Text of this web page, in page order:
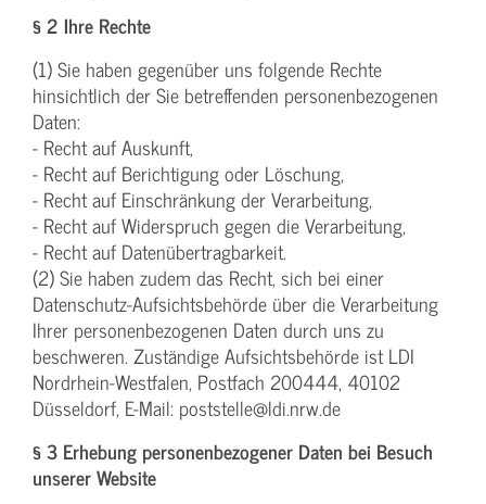
§ 2 Ihre Rechte
(1) Sie haben gegenüber uns folgende Rechte
hinsichtlich der Sie betreffenden personenbezogenen
Daten:
- Recht auf Auskunft,
- Recht auf Berichtigung oder Löschung,
- Recht auf Einschränkung der Verarbeitung,
- Recht auf Widerspruch gegen die Verarbeitung,
- Recht auf Datenübertragbarkeit.
(2) Sie haben zudem das Recht, sich bei einer
Datenschutz-Aufsichtsbehörde über die Verarbeitung
Ihrer personenbezogenen Daten durch uns zu
beschweren. Zuständige Aufsichtsbehörde ist LDI
Nordrhein-Westfalen, Postfach 200444, 40102
Düsseldorf, E-Mail: poststelle@ldi.nrw.de
§ 3 Erhebung personenbezogener Daten bei Besuch
unserer Website